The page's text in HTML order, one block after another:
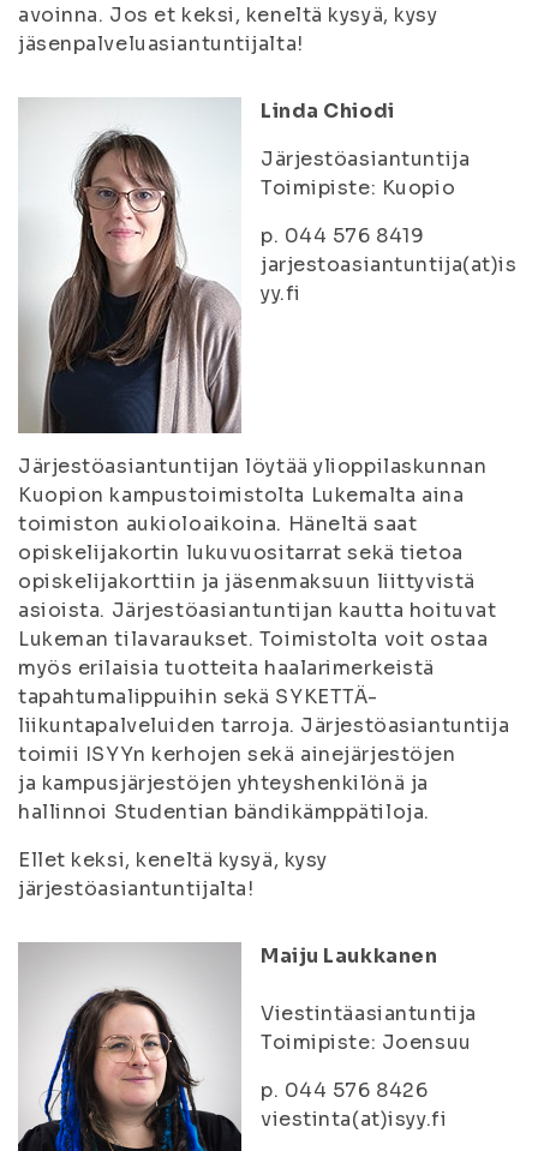
avoinna. Jos et keksi, keneltä kysyä, kysy
jäsenpalveluasiantuntijalta!
Linda Chiodi
Järjestöasiantuntija
Toimipiste: Kuopio
p. 044 576 8419
jarjestoasiantuntija(at)is
yy.fi
Järjestöasiantuntijan löytää ylioppilaskunnan
Kuopion kampustoimistolta Lukemalta aina
toimiston aukioloaikoina. Häneltä saat
opiskelijakortin lukuvuositarrat sekä tietoa
opiskelijakorttiin ja jäsenmaksuun liittyvistä
asioista. Järjestöasiantuntijan kautta hoituvat
Lukeman tilavaraukset. Toimistolta voit ostaa
myös erilaisia tuotteita haalarimerkeistä
tapahtumalippuihin sekä SYKETTÄ-
liikuntapalveluiden tarroja. Järjestöasiantuntija
toimii ISYYn kerhojen sekä ainejärjestöjen
ja kampusjärjestöjen yhteyshenkilönä ja
hallinnoi Studentian bändikämppätiloja.
Ellet keksi, keneltä kysyä, kysy
järjestöasiantuntijalta!
Maiju Laukkanen
Viestintäasiantuntija
Toimipiste: Joensuu
p. 044 576 8426
viestinta(at)isyy.fi